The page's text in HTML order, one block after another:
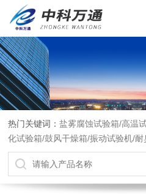
热门关键词：盐雾腐蚀试验箱/高温
化试验箱/鼓风干燥箱/振动试验机/耐